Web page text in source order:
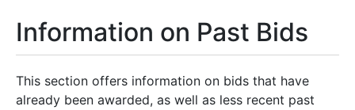
Information on Past Bids
This section offers information on bids that have
already been awarded, as well as less recent past